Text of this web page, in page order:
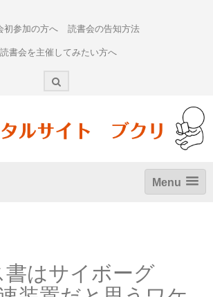
初参加の方へ 読書会の告知方法
読書会を主催してみたい方へ
Menu
書はサイボーグ